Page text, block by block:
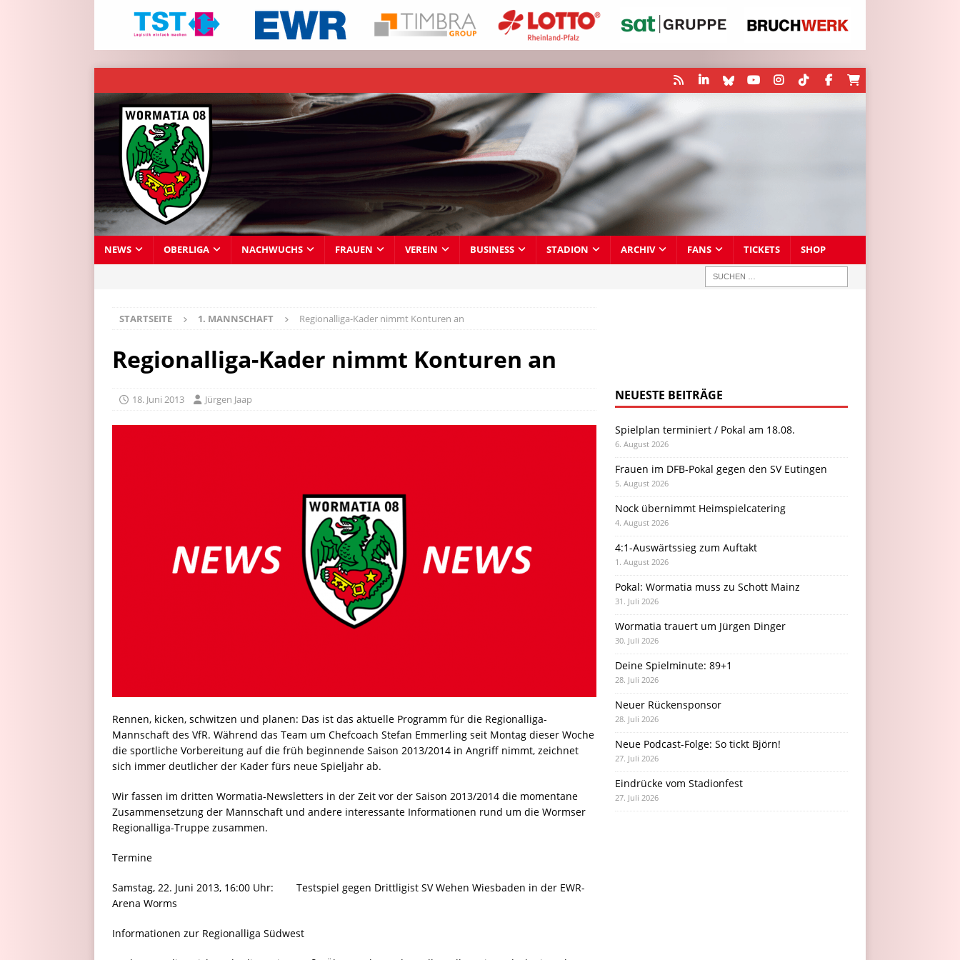
NEWS OBERLIGA NACHWUCHS FRAUEN VEREIN BUSINESS STADION ARCHIV FANS TICKETS SHOP
STARTSEITE 1. MANNSCHAFT Regionalliga-Kader nimmt Konturen an
Regionalliga-Kader nimmt Konturen an
18. Juni 2013 Jürgen Jaap
Rennen, kicken, schwitzen und planen: Das ist das aktuelle Programm für die Regionalliga-
Mannschaft des VfR. Während das Team um Chefcoach Stefan Emmerling seit Montag dieser Woche
die sportliche Vorbereitung auf die früh beginnende Saison 2013/2014 in Angriff nimmt, zeichnet
sich immer deutlicher der Kader fürs neue Spieljahr ab.
Wir fassen im dritten Wormatia-Newsletters in der Zeit vor der Saison 2013/2014 die momentane
Zusammensetzung der Mannschaft und andere interessante Informationen rund um die Wormser
Regionalliga-Truppe zusammen.
Termine
Samstag, 22. Juni 2013, 16:00 Uhr: Testspiel gegen Drittligist SV Wehen Wiesbaden in der EWR-
Arena Worms
Informationen zur Regionalliga Südwest
NEUESTE BEITRÄGE
Spielplan terminiert / Pokal am 18.08.
6. August 2026
Frauen im DFB-Pokal gegen den SV Eutingen
5. August 2026
Nock übernimmt Heimspielcatering
4. August 2026
4:1-Auswärtssieg zum Auftakt
1. August 2026
Pokal: Wormatia muss zu Schott Mainz
31. Juli 2026
Wormatia trauert um Jürgen Dinger
30. Juli 2026
Deine Spielminute: 89+1
28. Juli 2026
Neuer Rückensponsor
28. Juli 2026
Neue Podcast-Folge: So tickt Björn!
27. Juli 2026
Eindrücke vom Stadionfest
27. Juli 2026